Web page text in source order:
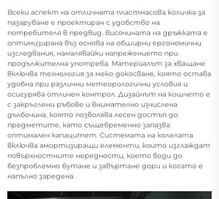
Всеки аспект на отличната пластмасова количка за
пазаруване е проектиран с удобство на
потребителя в предвид. Височината на дръжката е
оптимизирана въз основа на обширни ергономични
изследвания, намалявайки напрежението при
продължителна употреба. Материалът за хващане
включва технология за меко докосване, която остава
удобна при различни метеорологични условия и
осигурява отличен контрол. Дизайнът на кошчето е
с закръглени ръбове и внимателно изчислена
дълбочина, която позволява лесен достъп до
предметите, като същевременно запазва
оптимален капацитет. Системата на колелата
включва амортизиращи елементи, които изглаждат
повърхностните нередности, което води до
безпроблемно бутане и завъртане дори и когато е
напълно заредена.